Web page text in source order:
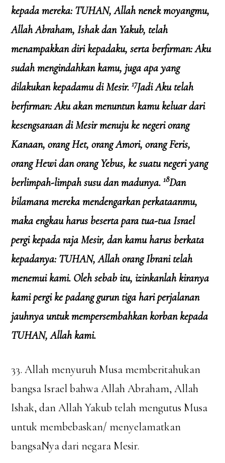
kepada mereka: TUHAN, Allah nenek moyangmu,
Allah Abraham, Ishak dan Yakub, telah
menampakkan diri kepadaku, serta berfirman: Aku
sudah mengindahkan kamu, juga apa yang
dilakukan kepadamu di Mesir.17Jadi Aku telah
berfirman: Aku akan menuntun kamu keluar dari
kesengsaraan di Mesir menuju ke negeri orang
Kanaan, orang Het, orang Amori, orang Feris,
orang Hewi dan orang Yebus, ke suatu negeri yang
berlimpah-limpah susu dan madunya.18Dan
bilamana mereka mendengarkan perkataanmu,
maka engkau harus beserta para tua-tua Israel
pergi kepada raja Mesir, dan kamu harus berkata
kepadanya: TUHAN, Allah orang Ibrani telah
menemui kami. Oleh sebab itu, izinkanlah kiranya
kami pergi ke padang gurun tiga hari perjalanan
jauhnya untuk mempersembahkan korban kepada
TUHAN, Allah kami.
33. Allah menyuruh Musa memberitahukan
bangsa Israel bahwa Allah Abraham, Allah
Ishak, dan Allah Yakub telah mengutus Musa
untuk membebaskan/ menyelamatkan
bangsaNya dari negara Mesir.